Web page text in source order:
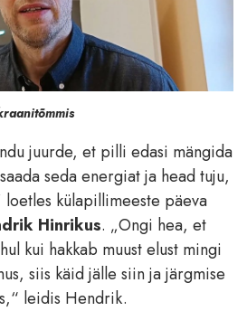
juurde, et pilli edasi mängida
seda energiat ja head tuju,
loetles külapillimeeste päeva
Hinrikus. „Ongi hea, et
kui hakkab muust elust mingi
siis käid jälle siin ja järgmise
leidis Hendrik.